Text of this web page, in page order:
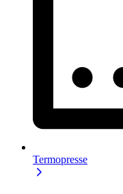
Termopresse